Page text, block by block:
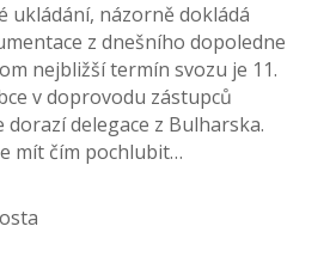
ukládání, názorně dokládá
z dnešního dopoledne
nejbližší termín svozu je 11.
v doprovodu zástupců
delegace z Bulharska.
mít čím pochlubit…